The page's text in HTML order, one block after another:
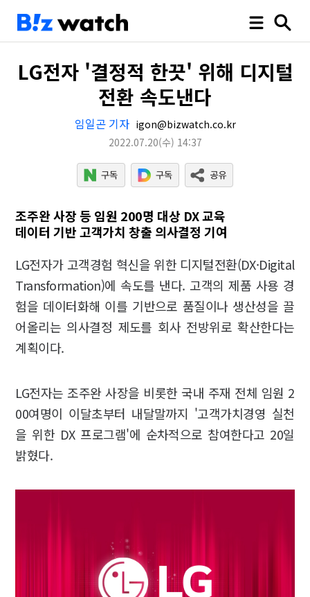
LG전자 '결정적 한끗' 위해 디지털
전환 속도낸다
임일곤 기자 igon@bizwatch.co.kr
2022.07.20(수) 14:37
조주완 사장 등 임원 200명 대상 DX 교육
데이터 기반 고객가치 창출 의사결정 기여
LG전자가 고객경험 혁신을 위한 디지털전환(DX·Digital
Transformation)에 속도를 낸다. 고객의 제품 사용 경
험을 데이터화해 이를 기반으로 품질이나 생산성을 끌
어올리는 의사결정 제도를 회사 전방위로 확산한다는
계획이다.
LG전자는 조주완 사장을 비롯한 국내 주재 전체 임원 2
00여명이 이달초부터 내달말까지 '고객가치경영 실천
을 위한 DX 프로그램'에 순차적으로 참여한다고 20일
밝혔다.